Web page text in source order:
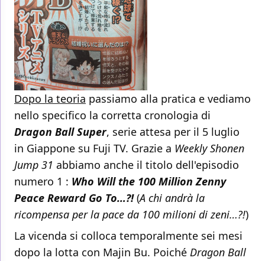
Dopo la teoria passiamo alla pratica e vediamo
nello specifico la corretta cronologia di
Dragon Ball Super, serie attesa per il 5 luglio
in Giappone su Fuji TV. Grazie a Weekly Shonen
Jump 31 abbiamo anche il titolo dell'episodio
numero 1 : Who Will the 100 Million Zenny
Peace Reward Go To…?!(A chi andrà la
ricompensa per la pace da 100 milioni di zeni…?!)
La vicenda si colloca temporalmente sei mesi
dopo la lotta con Majin Bu. Poiché Dragon Ball